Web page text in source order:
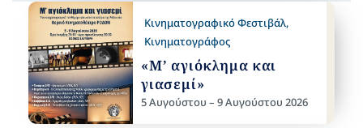
Κινηματογραφικό Φεστιβάλ,
Κινηματογράφος
«Μ’ αγιόκλημα και
γιασεμί»
5 Αυγούστου – 9 Αυγούστου 2026